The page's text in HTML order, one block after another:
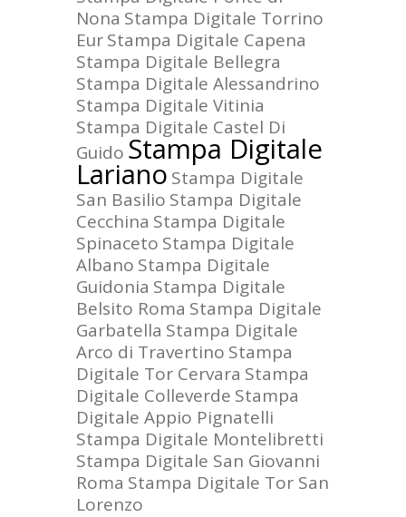
Nona Stampa Digitale Torrino
EurStampa Digitale Capena
Stampa Digitale Bellegra
Stampa Digitale Alessandrino
Stampa Digitale Vitinia
Stampa Digitale Castel Di
Guido Stampa Digitale
Lariano Stampa Digitale
San Basilio Stampa Digitale
Cecchina Stampa Digitale
Spinaceto Stampa Digitale
Albano Stampa Digitale
Guidonia Stampa Digitale
Belsito Roma Stampa Digitale
Garbatella Stampa Digitale
Arco di Travertino Stampa
Digitale Tor Cervara Stampa
Digitale Colleverde Stampa
Digitale Appio Pignatelli
Stampa Digitale Montelibretti
Stampa Digitale San Giovanni
Roma Stampa Digitale Tor San
Lorenzo